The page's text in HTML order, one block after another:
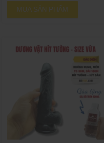
MUA SẢN PHẨM